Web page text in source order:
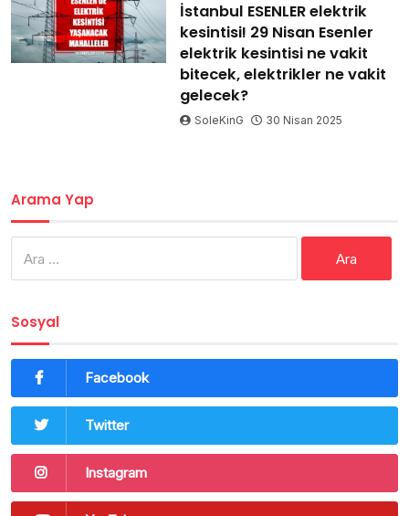
İstanbul ESENLER elektrik
kesintisi! 29 Nisan Esenler
elektrik kesintisi ne vakit
bitecek, elektrikler ne vakit
gelecek?
SoleKinG 30 Nisan 2025
Arama Yap
Sosyal
Facebook
Twitter
Instagram